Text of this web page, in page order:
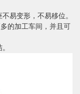
易变形，不易移位。
的加工车间，并且可